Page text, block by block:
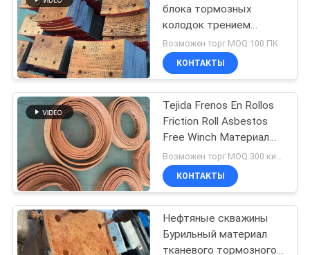
КАРТА
САЙТА
PRIVACY
POLICY
Материал блока
тормоза
34
Сплетенный
материал
32
блока тормозных
колодок трением
смолы сверля не
сплетенный азбестом
Возможен торг MOQ:100 ПК
КОНТАКТЫ
Tejida Frenos En Rollos
Friction Roll Asbestos
Free Winch Материал
тканевой тормозной
оболочки
Возможен торг MOQ:300 килограммов
КОНТАКТЫ
Нефтяные скважины
Бурильный материал
тканевого тормозного